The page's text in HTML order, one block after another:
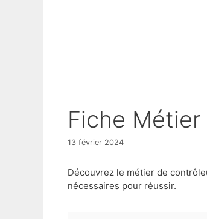
Fiche
13 février 2024
Découvrez le métier de
nécessaires pour réussir.